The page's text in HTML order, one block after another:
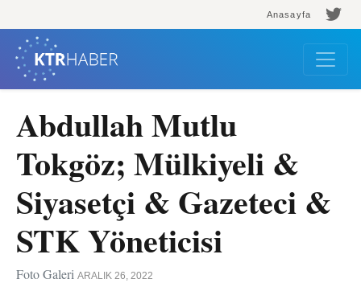
Anasayfa
Abdullah Mutlu
Tokgöz; Mülkiyeli &
Siyasetçi & Gazeteci &
STK Yöneticisi
Foto Galeri ARALIK 26, 2022